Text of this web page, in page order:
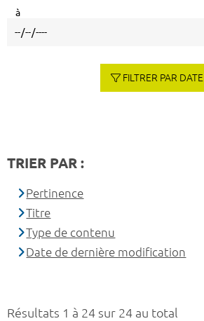
Résultats 1 à 24 sur 24 au total
à
FILTRER PAR DATE
TRIER PAR :
Pertinence
Titre
Type de contenu
Date de dernière modification